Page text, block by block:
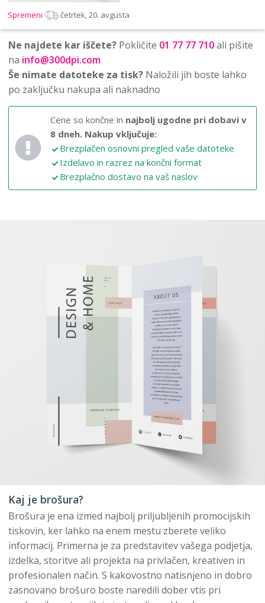
Spremeni četrtek, 20. avgusta
Ne najdete kar iščete? Pokličite 01 77 77 710ali pišite
na info@300dpi.com
Še nimate datoteke za tisk? Naložili jih boste lahko
po zaključku nakupa ali naknadno
Cene so končne in najbolj ugodne pri dobavi v
8 dneh. Nakup vključuje:
Brezplačen osnovni pregled vaše datoteke
Izdelavo in razrez na končni format
Brezplačno dostavo na vaš naslov
Kaj je brošura?
Brošura je ena izmed najbolj priljubljenih promocijskih
tiskovin, ker lahko na enem mestu zberete veliko
informacij. Primerna je za predstavitev vašega podjetja,
izdelka, storitve ali projekta na privlačen, kreativen in
profesionalen način. S kakovostno natisnjeno in dobro
zasnovano brošuro boste naredili dober vtis pri